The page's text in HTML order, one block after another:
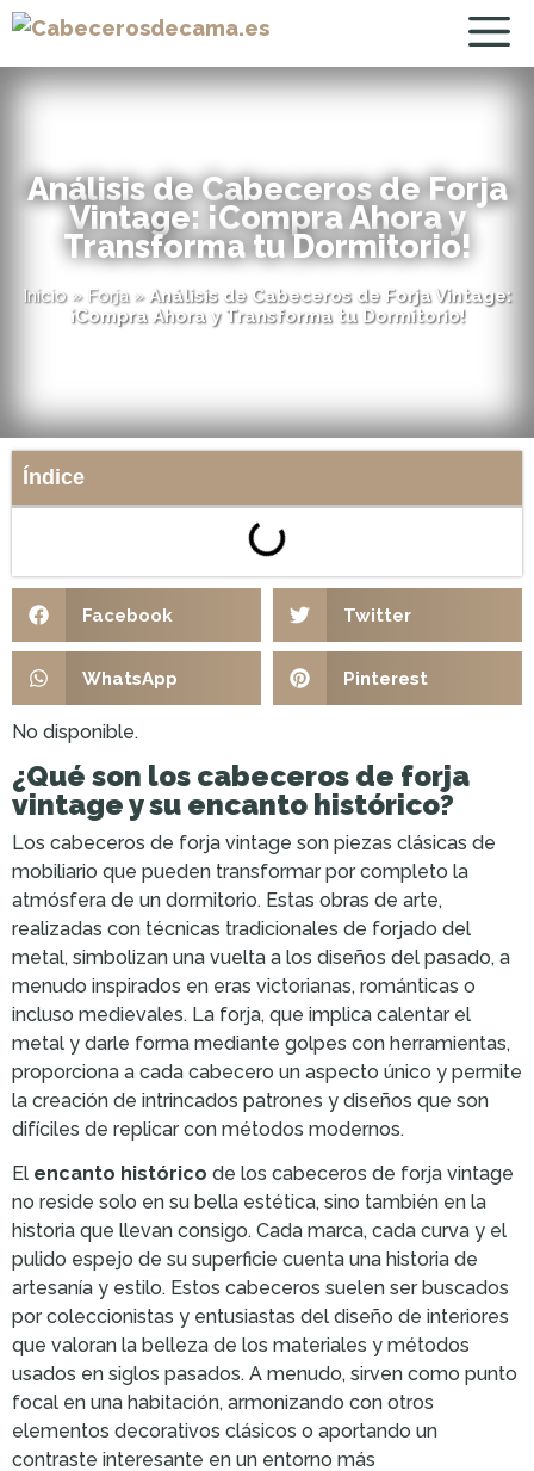
Análisis de Cabeceros de Forja
Vintage: ¡Compra Ahora y
Transforma tu Dormitorio!
Inicio» Forja» Análisis de Cabeceros de Forja Vintage:
¡Compra Ahora y Transforma tu Dormitorio!
Índice
Facebook Twitter
WhatsApp Pinterest
No disponible.
¿Qué son los cabeceros de forja
vintage y su encanto histórico?
Los cabeceros de forja vintage son piezas clásicas de
mobiliario que pueden transformar por completo la
atmósfera de un dormitorio. Estas obras de arte,
realizadas con técnicas tradicionales de forjado del
metal, simbolizan una vuelta a los diseños del pasado, a
menudo inspirados en eras victorianas, románticas o
incluso medievales. La forja, que implica calentar el
metal y darle forma mediante golpes con herramientas,
proporciona a cada cabecero un aspecto único y permite
la creación de intrincados patrones y diseños que son
difíciles de replicar con métodos modernos.
El encanto histórico de los cabeceros de forja vintage
no reside solo en su bella estética, sino también en la
historia que llevan consigo. Cada marca, cada curva y el
pulido espejo de su superficie cuenta una historia de
artesanía y estilo. Estos cabeceros suelen ser buscados
por coleccionistas y entusiastas del diseño de interiores
que valoran la belleza de los materiales y métodos
usados en siglos pasados. A menudo, sirven como punto
focal en una habitación, armonizando con otros
elementos decorativos clásicos o aportando un
contraste interesante en un entorno más